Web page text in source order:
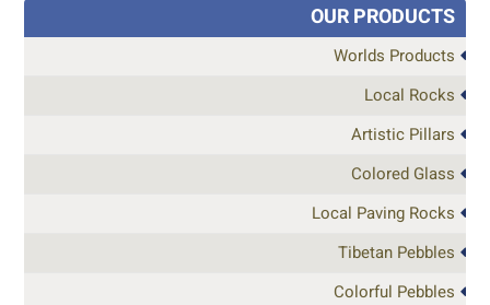
OUR PRODUCTS
Worlds Products
Local Rocks
Artistic Pillars
Colored Glass
Local Paving Rocks
Tibetan Pebbles
Colorful Pebbles